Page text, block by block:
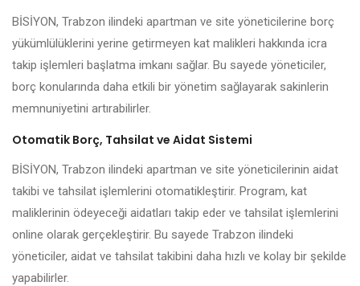
BİSİYON, Trabzon ilindeki apartman ve site yöneticilerine borç
yükümlülüklerini yerine getirmeyen kat malikleri hakkında icra
takip işlemleri başlatma imkanı sağlar. Bu sayede yöneticiler,
borç konularında daha etkili bir yönetim sağlayarak sakinlerin
memnuniyetini artırabilirler.
Otomatik Borç, Tahsilat ve Aidat Sistemi
BİSİYON, Trabzon ilindeki apartman ve site yöneticilerinin aidat
takibi ve tahsilat işlemlerini otomatikleştirir. Program, kat
maliklerinin ödeyeceği aidatları takip eder ve tahsilat işlemlerini
online olarak gerçekleştirir. Bu sayede Trabzon ilindeki
yöneticiler, aidat ve tahsilat takibini daha hızlı ve kolay bir şekilde
yapabilirler.